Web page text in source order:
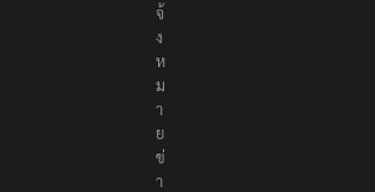
แ
จ้
ง
ห
ม
า
ย
ข่